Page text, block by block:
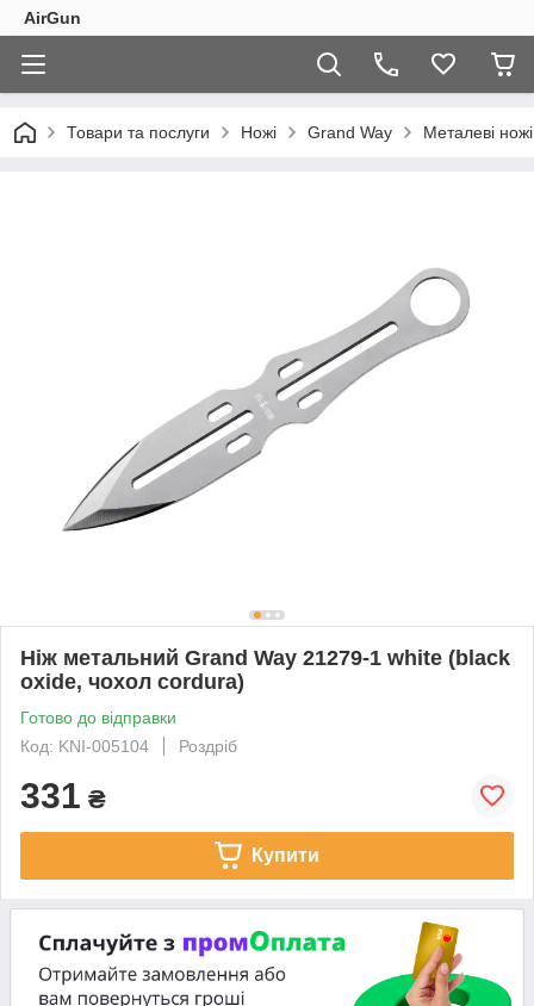
AirGun
Товари та послуги Ножі Grand Way Металеві ножі
Ніж метальний Grand Way 21279-1 white (black
oxide, чохол cordura)
Готово до відправки
Код: KNI-005104
Роздріб
331 ₴
Купити